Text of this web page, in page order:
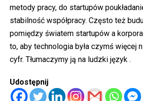
metody pracy, do startupów
stabilność współpracy. Często też
pomiędzy światem startupów a
to, aby technologia była czymś więcej
cyfr. Tłumaczymy ją na ludzki język .
Udostępnij